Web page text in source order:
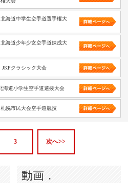
北海道中学生空手道選手権大
北海道少年少女空手道錬成大
JKPクラシック大会
海道小学生空手道選抜大会
札幌市民大会空手道競技
3 次へ>>
動画．